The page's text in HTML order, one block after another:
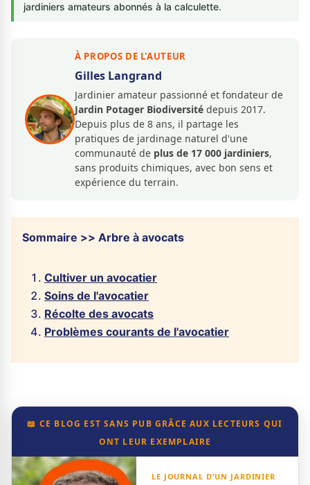
jardiniers amateurs abonnés à la calculette.
À PROPOS DE L'AUTEUR
Gilles Langrand
Jardinier amateur passionné et fondateur de
Jardin Potager Biodiversité depuis 2017.
Depuis plus de 8 ans, il partage les
pratiques de jardinage naturel d'une
communauté de plus de 17 000 jardiniers,
sans produits chimiques, avec bon sens et
expérience du terrain.
Sommaire >> Arbre à avocats
Cultiver un avocatier
Soins de l'avocatier
Récolte des avocats
Problèmes courants de l'avocatier
📖 CE BLOG EST SANS PUB GRÂCE AUX LECTEURS QUI
ONT LEUR EXEMPLAIRE
LE JOURNAL D'UN JARDINIER